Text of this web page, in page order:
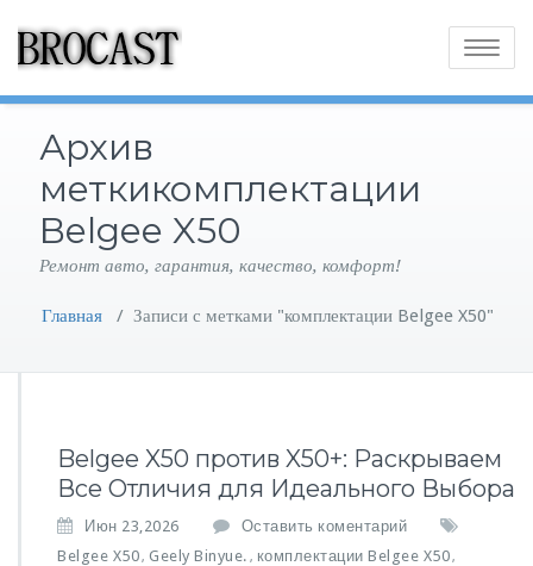
Toggle
Архив
меткикомплектации
Belgee X50
Ремонт авто, гарантия, качество, комфорт!
Главная / Записи с метками "комплектации Belgee X50"
Belgee X50 против X50+: Раскрываем
Все Отличия для Идеального Выбора
Июн 23,2026
Оставить коментарий
Belgee X50, Geely Binyue. , комплектации Belgee X50,